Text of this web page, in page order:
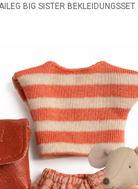
BIG SISTER